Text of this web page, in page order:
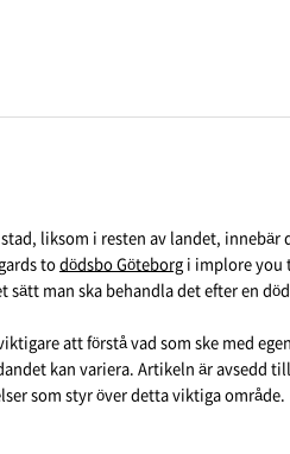
liksom i resten av landet, innebär
todödsbo Göteborg i implore you
man ska behandla det efter en
att förstå vad som ske med
kan variera. Artikeln är avsedd
som styr över detta viktiga område.